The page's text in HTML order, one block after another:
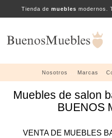
Tienda de muebles modernos.
Nosotros .... Marcas ....
Muebles de salon
BUENOS
VENTA DE MUEBLES